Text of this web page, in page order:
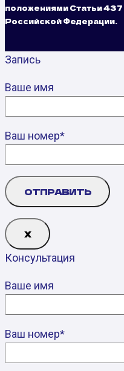
положениями Статьи
Российской Федерации.
Запись
Ваше имя
Ваш номер*
Х
Консультация
Ваше имя
Ваш номер*